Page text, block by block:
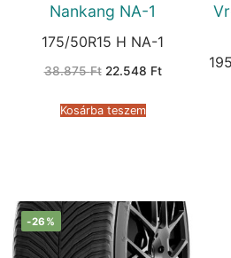
Nankang NA-1
175/50R15 H NA-1
38.875Ft Original
38.875 Ft.
22.548 FtCurrent
Kosárba teszem
-26%